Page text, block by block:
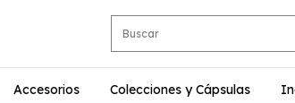
Accesorios Colecciones y Cápsulas